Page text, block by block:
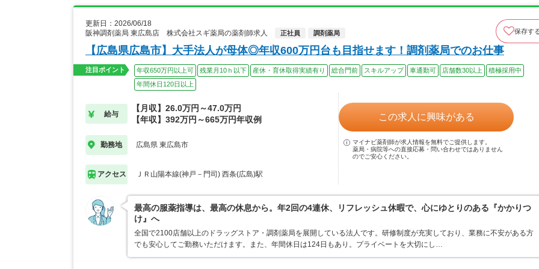
更新日：2026/06/18
阪神調剤薬局 東広島店 株式会社スギ薬局の薬剤師求人
正社員 調剤薬局 保存す
【広島県広島市】大手法人が母体◎年収600万円台も目指せます！調剤薬局でのお仕事
注目ポイント 年収650万円以上可 残業月10ｈ以下 産休・育休取得実績有り 総合門前 スキルアップ 車通勤可 店舗数30以上
積極採用中
年間休日120日以上
給与
【月収】26.0万円～47.0万円
【年収】392万円～665万円年収例
勤務地 広島県 東広島市
アクセス ＪＲ山陽本線(神戸－門司) 西条(広島)駅
この求人に興味がある
マイナビ薬剤師が求人情報を無料でご提供します。
薬局・病院等への直接応募・問い合わせではありません
のでご安心ください。
最高の服薬指導は、最高の休息から。年2回の4連休、リフレッシュ休暇で、心にゆとりのある『かかりつ
け』へ
全国で2100店舗以上のドラッグストア・調剤薬局を展開している法人です。研修制度が充実しており、業務に不安がある方
でも安心してご勤務いただけます。また、年間休日は124日もあり。プライベートを大切にし…